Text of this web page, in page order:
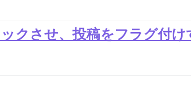
クさせ、投稿をフラグ付け